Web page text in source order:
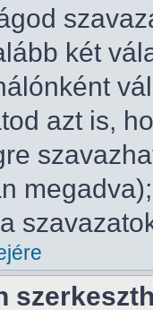
két
azt is,